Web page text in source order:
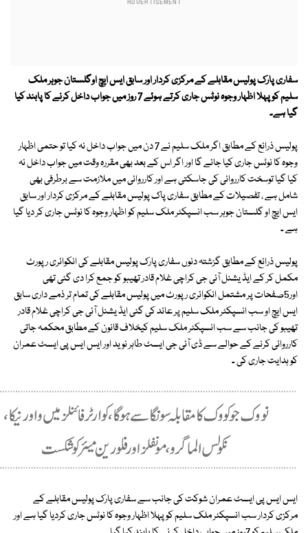
سفاری پارک پولیس مقابلے کے مرکزی کردار اور سابق ایس ایچ اوگلستان جوہر ملک
سلیم کو پہلا اظہار وجوہ نوٹس جاری کرتے ہوئے 7 روز میں جواب داخل کرنے کا پابند کیا
گیا ہے۔
پولیس ذرائع کے مطابق اگر ملک سلیم نے 7 دن میں جواب داخل نہ کیا تو حتمی اظہار
وجوہ کا نوٹس جاری کیا جائے گا اور اگر اس کے بعد بھی مقررہ وقت میں جواب داخل نہ
کیا گیا توسخت کارروائی کی جاسکتی ہے اور کارروائی میں ملازمت سے برطرفی بھی
شامل ہے ، تفصیلات کے مطابق سفاری پاک پولیس مقابلے کے مرکزی کردار اور سابق
ایس ایچ او گلستان جوہر سب انسپکٹر ملک سلیم کو اظہار وجوہ کا نوٹس جاری کر دیا گیا
ہے ۔
پولیس ذرائع کے مطابق گزشتہ دنوں سفاری پارک پولیس مقابلے کی انکوائری رپورٹ
مکمل کر کے ایڈ یشنل آئی جی کراچی غلام قادر تھیبو کو جمع کرا دی گئی تھی
اور5صفحات پر مشتمل انکوائری رپورٹ میں پولیس مقابلے کی تمام تر ذمے داری سابق
ایس ایچ او سب انسپکٹر ملک سلیم پر عائد کی گئی ایڈ یشنل آئی جی کراچی غلام قادر
تھیبو کی جانب سے سب انسپکٹر ملک سلیم کیخلاف قانون کے مطابق محکمہ جاتی
کارروائی کرنے کے حوالے سے ڈی آئی جی ایسٹ طاہر نوید اور ایس ایس پی ایسٹ عمران
کو ہدایت جاری کی ۔
ایس ایس پی ایسٹ عمران شوکت کی جانب سے سفاری پارک پولیس مقابلے کے
مرکزی کردار سب انسپکٹر ملک سلیم کو پہلا اظہار وجوہ کا نوٹس جاری کردیا گیا ہے اور